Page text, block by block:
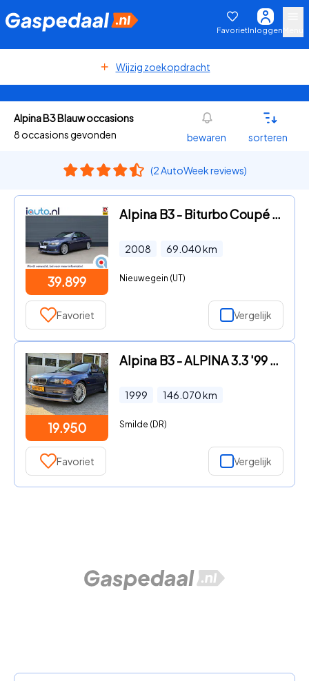
FavorietInloggen
Wijzig zoekopdracht
Alpina B3 Blauw occasions
8 occasions gevonden
bewaren sorteren
(2 AutoWeek reviews)
39.899
Alpina B3 - Biturbo Coupé Lage kilometerstand/Leder/CC/Alpina blau/PDC/K
2008 69.040km
Nieuwegein (UT)
Favoriet Vergelijk
19.950
Alpina B3 - ALPINA 3.3 '99 Bmw Alpina Xenon Schuifdak
1999 146.070km
Smilde (DR)
Favoriet Vergelijk